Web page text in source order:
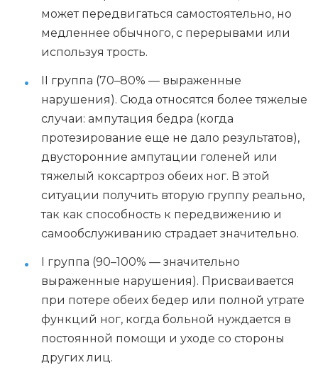
может передвигаться самостоятельно, но
медленнее обычного, с перерывами или
используя трость.
II группа (70–80% — выраженные
нарушения). Сюда относятся более тяжелые
случаи: ампутация бедра (когда
протезирование еще не дало результатов),
двусторонние ампутации голеней или
тяжелый коксартроз обеих ног. В этой
ситуации получить вторую группу реально,
так как способность к передвижению и
самообслуживанию страдает значительно.
I группа (90–100% — значительно
выраженные нарушения). Присваивается
при потере обеих бедер или полной утрате
функций ног, когда больной нуждается в
постоянной помощи и уходе со стороны
других лиц.